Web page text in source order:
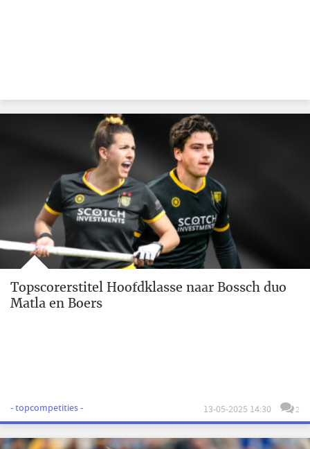
Topscorerstitel Hoofdklasse naar Bossch duo
Matla en Boers
- topcompetities - 13-05-2025 14:30 2